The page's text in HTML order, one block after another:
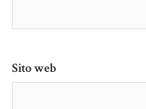
Sito web